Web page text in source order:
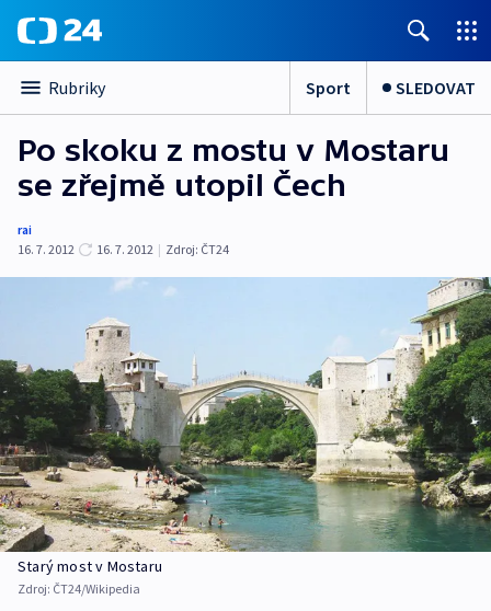
Rubriky Sport SLEDOVAT
Po skoku z mostu v Mostaru
se zřejmě utopil Čech
rai
16. 7. 2012
16. 7. 2012 | Zdroj: ČT24
Starý most v Mostaru
Zdroj: ČT24/Wikipedia